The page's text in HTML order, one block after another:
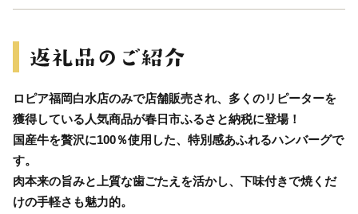
ロピア福岡白水店のみで店舗販売され、多くのリピーターを
獲得している人気商品が春日市ふるさと納税に登場！
国産牛を贅沢に100％使用した、特別感あふれるハンバーグで
す。
肉本来の旨みと上質な歯ごたえを活かし、下味付きで焼くだ
けの手軽さも魅力的。